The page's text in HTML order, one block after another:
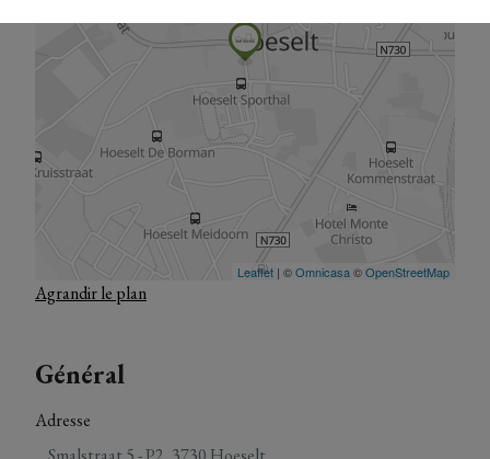
Agrandir le plan
Général
Adresse